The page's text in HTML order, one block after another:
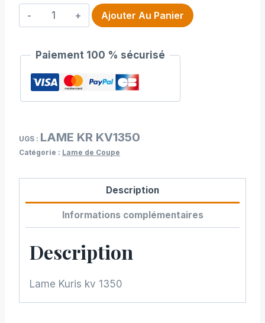
quantité
de
Kuris
kv
1350
Ajouter Au Panier
Paiement 100 % sécurisé
UGS : LAME KR KV1350
Catégorie : Lame de Coupe
Description
Informations complémentaires
Description
Lame Kuris kv 1350